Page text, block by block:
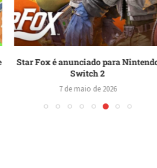
Star Fox é anunciado para
Switch 2
7 de maio de 2026